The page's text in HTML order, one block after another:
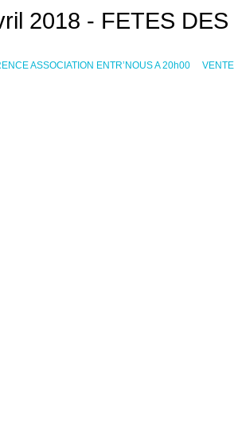
2018 - FETES
ASSOCIATION ENTR’NOUS A 20h00